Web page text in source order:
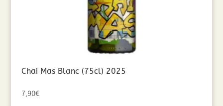
Chai Mas Blanc (75cl) 2025
7,90€